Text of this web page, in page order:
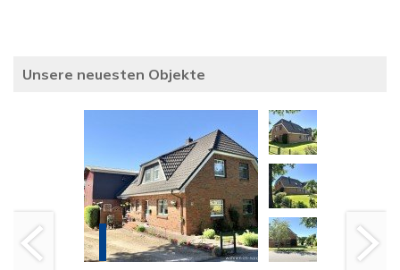
Unsere neuesten Objekte